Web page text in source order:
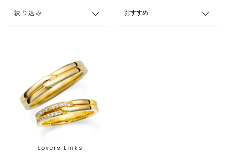
絞り込み
Lovers Links